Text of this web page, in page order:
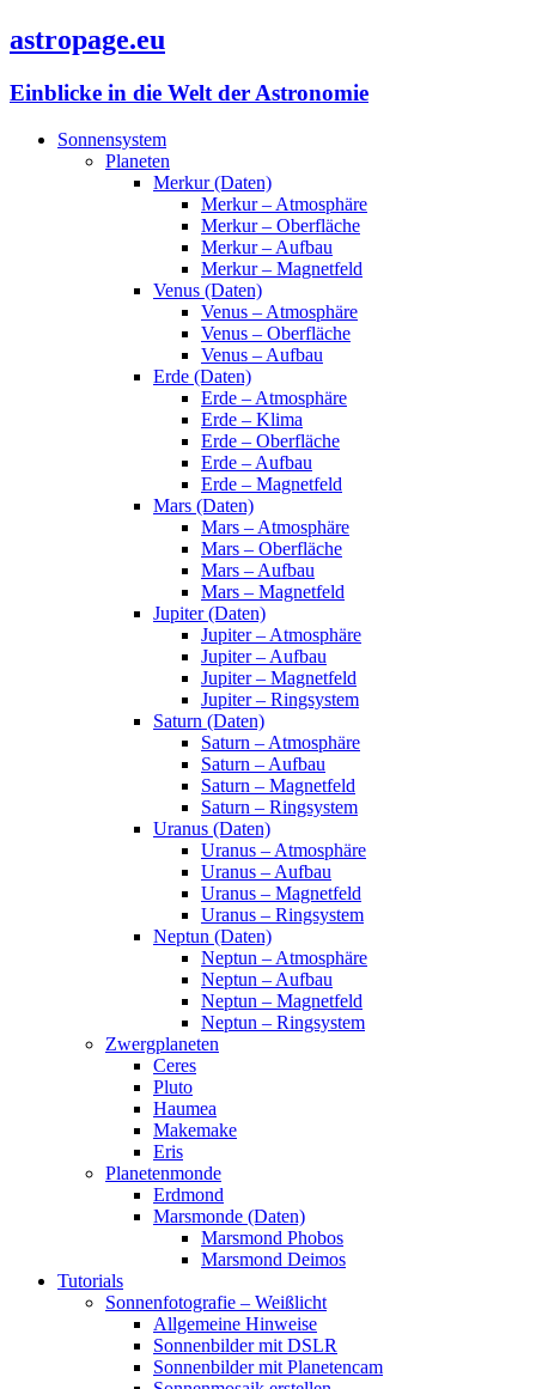
astropage.eu
Einblicke in die Welt der Astronomie
Sonnensystem
Planeten
Merkur (Daten)
Merkur – Atmosphäre
Merkur – Oberfläche
Merkur – Aufbau
Merkur – Magnetfeld
Venus (Daten)
Venus – Atmosphäre
Venus – Oberfläche
Venus – Aufbau
Erde (Daten)
Erde – Atmosphäre
Erde – Klima
Erde – Oberfläche
Erde – Aufbau
Erde – Magnetfeld
Mars (Daten)
Mars – Atmosphäre
Mars – Oberfläche
Mars – Aufbau
Mars – Magnetfeld
Jupiter (Daten)
Jupiter – Atmosphäre
Jupiter – Aufbau
Jupiter – Magnetfeld
Jupiter – Ringsystem
Saturn (Daten)
Saturn – Atmosphäre
Saturn – Aufbau
Saturn – Magnetfeld
Saturn – Ringsystem
Uranus (Daten)
Uranus – Atmosphäre
Uranus – Aufbau
Uranus – Magnetfeld
Uranus – Ringsystem
Neptun (Daten)
Neptun – Atmosphäre
Neptun – Aufbau
Neptun – Magnetfeld
Neptun – Ringsystem
Zwergplaneten
Ceres
Pluto
Haumea
Makemake
Eris
Planetenmonde
Erdmond
Marsmonde (Daten)
Marsmond Phobos
Marsmond Deimos
Tutorials
Sonnenfotografie – Weißlicht
Allgemeine Hinweise
Sonnenbilder mit DSLR
Sonnenbilder mit Planetencam